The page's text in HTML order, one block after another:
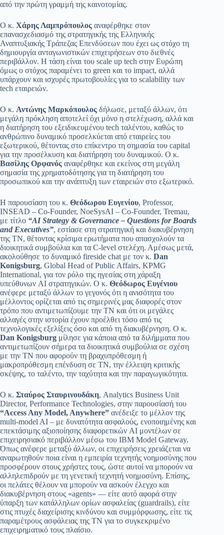
από την πρώτη γραμμή της καινοτομίας.
Ο κ. Χάρης Λαμπρόπουλος αναφέρθηκε στον
επανασχεδιασμό της στρατηγικής της Ελληνικής
Αναπτυξιακής Τράπεζας Επενδύσεων που έχει ως στόχο τη
δημιουργία ανταγωνιστικών επιχειρήσεων στο διεθνές
περιβάλλον. Η τάση είναι του scale up tech στην Ευρώπη
όμως ο στόχος παραμένει το green και το impact, αλλά
υπάρχουν και ισχυρές πρωτοβουλίες για το scalability των
tech εταιρειών.
Ο κ. Αντώνης Μαρκόπουλος δήλωσε, μεταξύ άλλων, ότι
μεγάλη πρόκληση αποτελεί όχι μόνο η στελέχωση, αλλά και
η διατήρηση του εξειδικευμένου tech ταλέντου, καθώς το
ανθρώπινο δυναμικό προσελκύεται από εταιρείες του
εξωτερικού, θέτοντας στο επίκεντρο τη σημασία του capital
για την προσέλκυση και διατήρηση του δυναμικού. Ο κ.
Βασίλης Ορφανός αναφέρθηκε και εκείνος στη μεγάλη
σημασία της χρηματοδότησης για τη διατήρηση του
προσωπικού και την ανάπτυξη των εταιρειών στο εξωτερικό.
Η παρουσίαση του κ. Θεόδωρου Ευγενίου, Professor,
INSEAD – Co-Founder, NoeSysAI – Co-Founder, Tremau,
με τίτλο “ΑΙ Strategy & Governance – Questions for Boards
and Executives”, εστίασε στη στρατηγική και διακυβέρνηση
της ΤΝ, θέτοντας κρίσιμα ερωτήματα που απασχολούν τα
διοικητικά συμβούλια και τα C-level στελέχη. Αμέσως μετά,
ακολούθησε το δυναμικό fireside chat με τον κ. Dan
Konigsburg, Global Head of Public Affairs, KPMG
International, για τον ρόλο της ηγεσίας στη χάραξη
υπεύθυνων AI στρατηγικών. Ο κ. Θεόδωρος Ευγένιου
ανέφερε μεταξύ άλλων το γεγονός ότι η ανισότητα του
μέλλοντος ορίζεται από τις σημερινές μας διαφορές στον
τρόπο που αντιμετωπίζουμε την ΤΝ και ότι οι μεγάλες
αλλαγές στην ιστορία έχουν προέλθει τόσο από τις
τεχνολογικές εξελίξεις όσο και από τη διακυβέρνηση. O κ.
Dan Konigsburg μίλησε για κάποια από τα διλήμματα που
αντιμετωπίζουν σήμερα τα διοικητικά συμβούλια σε σχέση
με την ΤΝ που αφορούν τη βραχυπρόθεσμη ή
μακροπρόθεσμη επένδυση σε ΤΝ, την έλλειψη κριτικής
σκέψης, το ταλέντο, την ταχύτητα και την παραγωγικότητα.
Ο κ. Σταύρος Σταυρινουδάκη, Analytics Business Unit
Director, Performance Technologies, στην παρουσίασή του
“Access Any Model, Anywhere” ανέδειξε το μέλλον της
multi-model AI – με δυνατότητα ασφαλούς, ενοποιημένης και
επεκτάσιμης αξιοποίησης διαφορετικών AI μοντέλων σε
επιχειρησιακό περιβάλλον μέσω του IBM Model Gateway.
Όπως ανέφερε μεταξύ άλλων, οι επιχειρήσεις χρειάζεται να
αναρωτηθούν ποια είναι η εμπειρία τεχνητής νοημοσύνης που
προσφέρουν στους χρήστες τους, ώστε αυτοί να μπορούν να
αλληλεπιδρούν με τη γενετική τεχνητή νοημοσύνη. Επίσης,
οι πελάτες θέλουν να μπορούν να ασκούν έλεγχο και
διακυβέρνηση στους «agents» — είτε αυτό αφορά στην
ύπαρξη των κατάλληλων ορίων ασφαλείας (guardrails), είτε
στις πτυχές διαχείρισης κινδύνου και συμμόρφωσης, είτε τις
παραμέτρους ασφάλειας της ΤΝ για το συγκεκριμένο
επιχειρηματικό τους πλαίσιο.